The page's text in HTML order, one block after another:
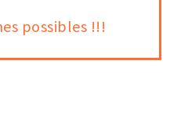
possibles !!!